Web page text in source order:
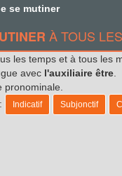
se mutiner
À TOUS
les temps et à tous les
avec l'auxiliaire être
Indicatif Subjonctif